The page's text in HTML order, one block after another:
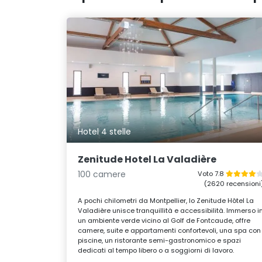
Hotel 4 stelle
Zenitude Hotel La Valadière
100 camere
Voto 7.8
(2620
A pochi chilometri da Montpellier, lo Zenitude Hôtel La
Valadière unisce tranquillità e accessibilità. Immerso
un ambiente verde vicino al Golf de Fontcaude, offre
camere, suite e appartamenti confortevoli, una spa con
piscine, un ristorante semi-gastronomico e spazi
dedicati al tempo libero o a soggiorni di lavoro.